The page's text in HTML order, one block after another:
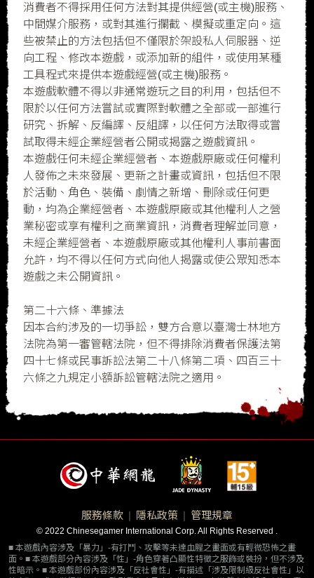
消費者不得採用任何方法對其提供經營(或主機)服務、
中間媒介服務，或對其進行攔截、模擬或重定向。這
些被禁止的方法包括但不僅限於架設私人伺服器、逆
向工程、修改本遊戲，或添加新的組件，或使用某種
工具程式來提供本遊戲經營(或主機)服務。
本遊戲軟體不得以非通常遊玩之目的利用，包括但不
限於以任何方法嘗試或實際對軟體之全部或一部進行
研究、拆解、反編譯、反組譯，以任何方法取得或嘗
試取得未經企業經營者公開或揭露之遊戲資訊。
本遊戲任何未經企業經營者、本遊戲原廠或任何權利
人發佈之未來發展、更新之計畫或資訊，包括但不限
於活動、角色、裝備、劇情之新增、刪除或任何更
動，均為企業經營者、本遊戲原廠或其他權利人之營
業秘密或享有權利之商業資訊，消費者理解並同意，
未經企業經營者、本遊戲原廠或其他權利人事前書面
允許，均不得以任何方式向他人揭露或使公眾知悉本
遊戲之未公開資訊。
第二十六條、準據法
因本合約涉及的一切爭訟，雙方合意以臺灣士林地方
法院為第一審管轄法院，但不得排除消費者保護法第
四十七條或民事訴訟法第二十八條第二項、四百三十
六條之九規定小額訴訟管轄法院之適用。
服務條款 | 隱私政策 | 管理規章
© 2022 Chinesegamer International Corp. All Rights Reserved .
■ 本遊戲內容涉及「暴力」-有打鬥、攻擊等未達血腥之畫面或有輕微恐怖之畫
面。■ 本遊戲部分內容涉及「性」-角色穿著凸顯性特徵之服飾或裝扮，但不涉及
性暗示。■ 本遊戲部份內容涉及「反社會性」-有描述「涉及限制級反社會性」以